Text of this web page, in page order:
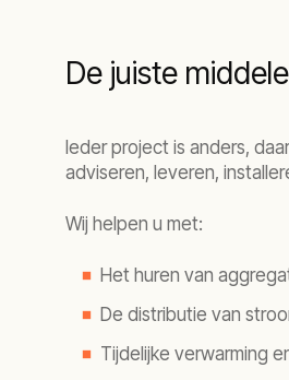
De juiste
Ieder project is anders,
adviseren, leveren,
Wij helpen u met:
Het huren van
De distributie van
Tijdelijke verwarming